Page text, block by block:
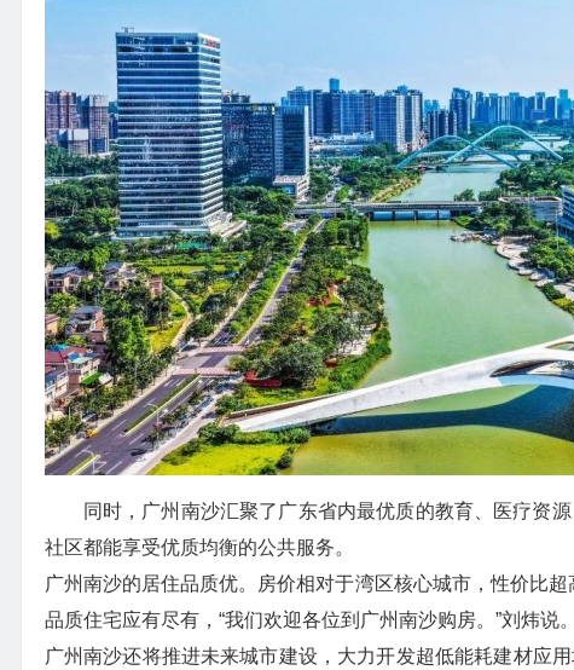
同时，广州南沙汇聚了广东省内最优质的教育、医疗资
社区都能享受优质均衡的公共服务。
广州南沙的居住品质优。房价相对于湾区核心城市，性价比
品质住宅应有尽有，“我们欢迎各位到广州南沙购房。”刘炜说。
广州南沙还将推进未来城市建设，大力开发超低能耗建材应